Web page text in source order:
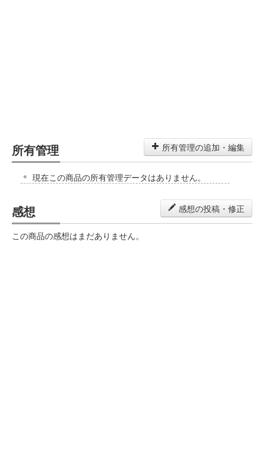
所有管理 所有管理の追加・編集
現在この商品の所有管理データはありません。
感想 感想の投稿・修正
この商品の感想はまだありません。